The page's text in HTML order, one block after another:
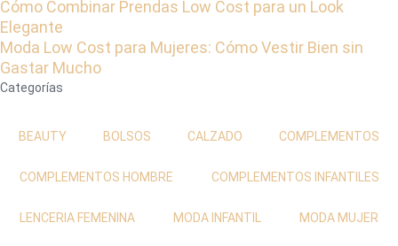
Cómo Combinar Prendas Low Cost para un Look
Elegante
Moda Low Cost para Mujeres: Cómo Vestir Bien sin
Gastar Mucho
Categorías
BEAUTY BOLSOS CALZADO COMPLEMENTOS
COMPLEMENTOS HOMBRE COMPLEMENTOS INFANTILES
LENCERIA FEMENINA MODA INFANTIL MODA MUJER